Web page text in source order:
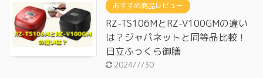
おすすめ商品レビュー
RZ-TS106MとRZ-V100GMの違い
は？ジャパネットと同等品比較！
日立ふっくら御膳
2024/7/30